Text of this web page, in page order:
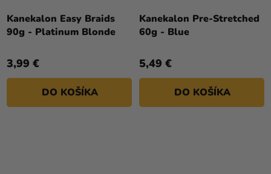
Kanekalon Easy Braids
90g - Platinum Blonde
3,99 €
DO KOŠÍKA
Kanekalon Pre-Stretched
60g - Blue
5,49 €
DO KOŠÍKA